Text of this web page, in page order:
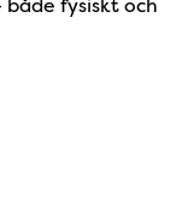
fysiskt och